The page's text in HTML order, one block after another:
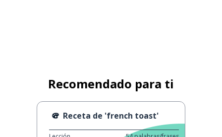
Recomendado para ti
Receta de 'french toast'